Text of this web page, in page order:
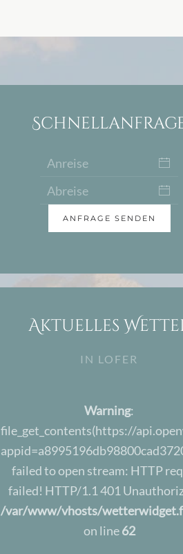
ANFRAGE SENDEN
Aktuelles
IN LOFER
Warning:
file_get_contents(https://
failed to open stream: HTTP
failed! HTTP/1.1 401
/var/www/vhosts/
on line62